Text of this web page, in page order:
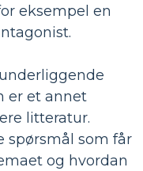
eksempel en
er et annet
litteratur.
spørsmål som får
og hvordan